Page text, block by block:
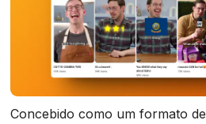
Concebido como um formato